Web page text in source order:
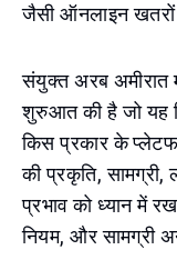
जैसी ऑनलाइन खतरों
संयुक्त अरब अमीरात
शुरुआत की है जो यह
किस प्रकार के
की प्रकृति,
प्रभाव को ध्यान में
नियम, और सामग्री